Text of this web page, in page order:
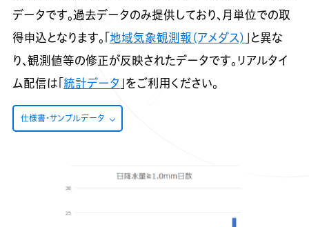
データです。過去データのみ提供しており、月単位での取
得申込となります。「 地域気象観測報(アメダス) 」と異な
り、観測値等の修正が反映されたデータです。リアルタイ
ム配信は「 統計データ 」をご利用ください。
仕様書・サンプルデータ